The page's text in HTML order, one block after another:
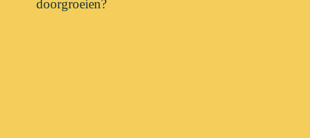
doorgroeien?